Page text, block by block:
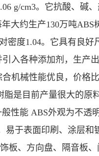
g/cm3。它抗酸、碱
大约生产130万吨
度1.04。它具有良
入各种添加剂，生产
机械性能优良，价格
是目前产量很大的原
性能 ABS外观为不透
于表面印刷、涂层
板、方向盘、隔音板